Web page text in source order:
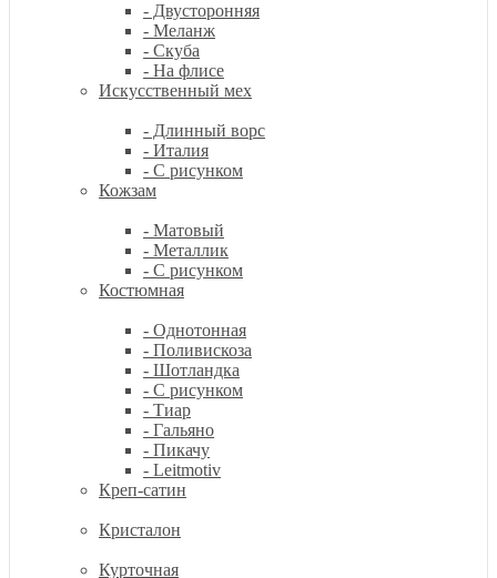
- Двусторонняя
- Меланж
- Скуба
- На флисе
Искусственный мех
- Длинный ворс
- Италия
- С рисунком
Кожзам
- Матовый
- Металлик
- С рисунком
Костюмная
- Однотонная
- Поливискоза
- Шотландка
- С рисунком
- Тиар
- Гальяно
- Пикачу
- Leitmotiv
Креп-сатин
Кристалон
Курточная